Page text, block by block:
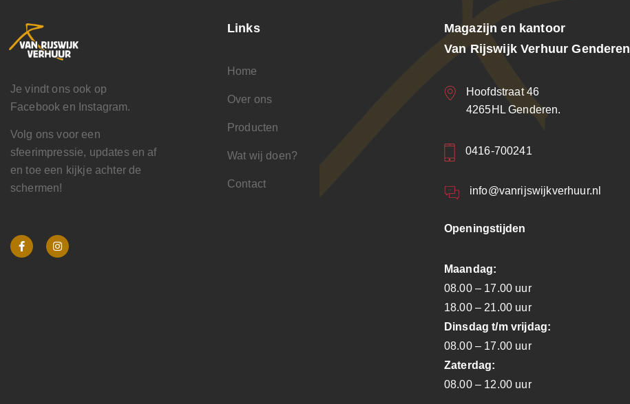
Je vindt ons ook op
Facebook en Instagram.
Volg ons voor een
sfeerimpressie, updates en af
en toe een kijkje achter de
schermen!
Links
Home
Over ons
Producten
Wat wij doen?
Contact
Magazijn en kantoor
Van Rijswijk Verhuur Genderen
Hoofdstraat 46
4265HL Genderen.
0416-700241
info@vanrijswijkverhuur.nl
Openingstijden
Maandag:
08.00 – 17.00 uur
18.00 – 21.00 uur
Dinsdag t/m vrijdag:
08.00 – 17.00 uur
Zaterdag:
08.00 – 12.00 uur